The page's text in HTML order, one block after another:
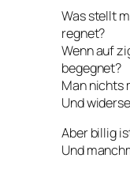
Was stellt
regnet?
Wenn auf
begegnet?
Man nichts
Und
Aber billig
Und